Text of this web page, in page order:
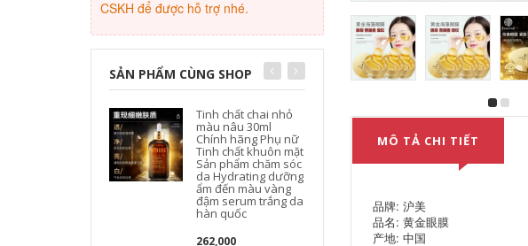
CSKH để được hỗ trợ nhé.
SẢN PHẨM CÙNG SHOP
Tinh chất chai nhỏ
màu nâu 30ml
Chính hãng Phụ nữ
Tinh chất khuôn mặt
Sản phẩm chăm sóc
da Hydrating dưỡng
ẩm đến màu vàng
đậm serum trắng da
hàn quốc
262,000
[Mua 2 tặng 1 hộp 3
rong biển
miếng Chính hãng
Truy cập tất cả các
hydrating các loại
kem mắt tốt
451,000
MÔ TẢ CHI TIẾT
品牌: 沪美
品名: 黄金眼膜
产地: 中国